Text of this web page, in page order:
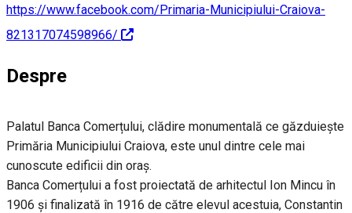
https://www.facebook.com/Primaria-Municipiului-Craiova-
821317074598966/
Despre
Palatul Banca Comerțului, clădire monumentală ce găzduiește
Primăria Municipiului Craiova, este unul dintre cele mai
cunoscute edificii din oraș.
Banca Comerțului a fost proiectată de arhitectul Ion Mincu în
1906 și finalizată în 1916 de către elevul acestuia, Constantin